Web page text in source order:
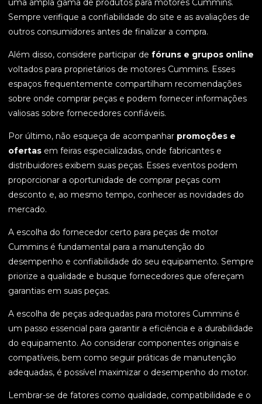
uma ampla gama de produtos para motores Cummins.
Sempre verifique a confiabilidade do site e as avaliações de
outros consumidores antes de finalizar a compra.
Além disso, considere participar de fóruns e grupos online
voltados para proprietários de motores Cummins. Esses
espaços frequentemente compartilham recomendações
sobre onde comprar peças e podem fornecer informações
valiosas sobre fornecedores confiáveis.
Por último, não esqueça de acompanhar promoções e
ofertas em feiras especializadas, onde fabricantes e
distribuidores exibem suas peças. Esses eventos podem
proporcionar a oportunidade de comprar peças com
desconto e, ao mesmo tempo, conhecer as novidades do
mercado.
A escolha do fornecedor certo para peças de motor
Cummins é fundamental para a manutenção do
desempenho e confiabilidade do seu equipamento. Sempre
priorize a qualidade e busque fornecedores que ofereçam
garantias em suas peças.
A escolha de peças adequadas para motores Cummins é
um passo essencial para garantir a eficiência e a durabilidade
do equipamento. Ao considerar componentes originais e
compatíveis, bem como seguir práticas de manutenção
adequadas, é possível maximizar o desempenho do motor.
Lembrar-se de fatores como qualidade, compatibilidade e o